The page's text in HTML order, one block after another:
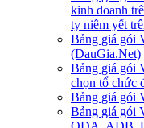
kinh doanh
ty niêm yết
Bảng giá gói
(DauGia.Net)
Bảng giá gói
chọn tổ chức
Bảng giá gói
Bảng giá gói